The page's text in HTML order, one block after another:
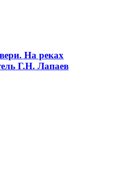
На реках
Г.Н. Лапаев